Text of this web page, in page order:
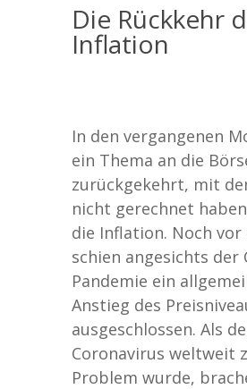
Die Rückkehr
Inflation
In den vergangenen
ein Thema an die
zurückgekehrt, mit
nicht gerechnet
die Inflation. Noch vor
schien angesichts der
Pandemie ein
Anstieg des
ausgeschlossen. Als
Coronavirus weltweit
Problem wurde,